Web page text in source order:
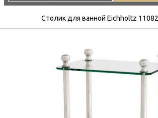
Столик для ванной Eichholtz